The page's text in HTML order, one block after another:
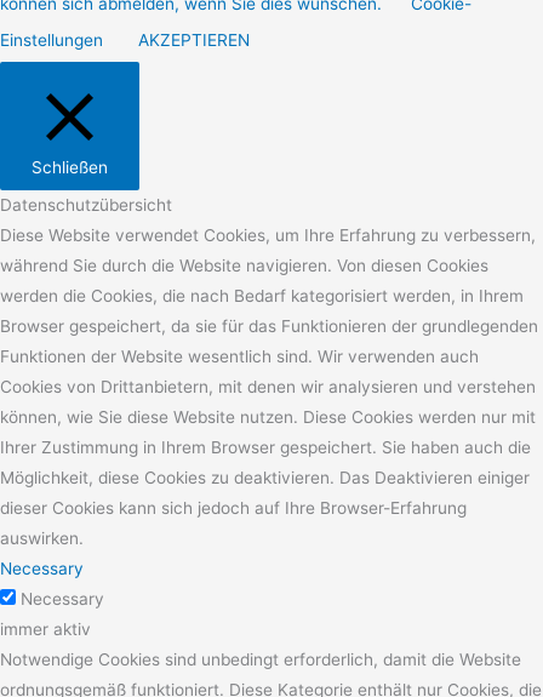
können sich abmelden, wenn Sie dies wünschen.
Cookie-
Einstellungen
AKZEPTIEREN
Schließen
Datenschutzübersicht
Diese Website verwendet Cookies, um Ihre Erfahrung zu verbessern,
während Sie durch die Website navigieren. Von diesen Cookies
werden die Cookies, die nach Bedarf kategorisiert werden, in Ihrem
Browser gespeichert, da sie für das Funktionieren der grundlegenden
Funktionen der Website wesentlich sind. Wir verwenden auch
Cookies von Drittanbietern, mit denen wir analysieren und verstehen
können, wie Sie diese Website nutzen. Diese Cookies werden nur mit
Ihrer Zustimmung in Ihrem Browser gespeichert. Sie haben auch die
Möglichkeit, diese Cookies zu deaktivieren. Das Deaktivieren einiger
dieser Cookies kann sich jedoch auf Ihre Browser-Erfahrung
auswirken.
Necessary
Necessary
immer aktiv
Notwendige Cookies sind unbedingt erforderlich, damit die Website
ordnungsgemäß funktioniert. Diese Kategorie enthält nur Cookies, die